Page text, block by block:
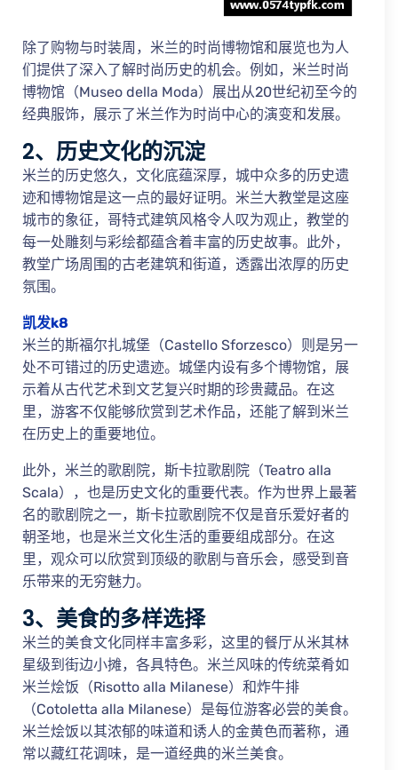
除了购物与时装周，米兰的时尚博物馆和展览也为人
们提供了深入了解时尚历史的机会。例如，米兰时尚
博物馆（Museo della Moda）展出从20世纪初至今的
经典服饰，展示了米兰作为时尚中心的演变和发展。
2、历史文化的沉淀
米兰的历史悠久，文化底蕴深厚，城中众多的历史遗
迹和博物馆是这一点的最好证明。米兰大教堂是这座
城市的象征，哥特式建筑风格令人叹为观止，教堂的
每一处雕刻与彩绘都蕴含着丰富的历史故事。此外，
教堂广场周围的古老建筑和街道，透露出浓厚的历史
氛围。
凯发k8
米兰的斯福尔扎城堡（Castello Sforzesco）则是另一
处不可错过的历史遗迹。城堡内设有多个博物馆，展
示着从古代艺术到文艺复兴时期的珍贵藏品。在这
里，游客不仅能够欣赏到艺术作品，还能了解到米兰
在历史上的重要地位。
此外，米兰的歌剧院，斯卡拉歌剧院（Teatro alla
Scala），也是历史文化的重要代表。作为世界上最著
名的歌剧院之一，斯卡拉歌剧院不仅是音乐爱好者的
朝圣地，也是米兰文化生活的重要组成部分。在这
里，观众可以欣赏到顶级的歌剧与音乐会，感受到音
乐带来的无穷魅力。
3、美食的多样选择
米兰的美食文化同样丰富多彩，这里的餐厅从米其林
星级到街边小摊，各具特色。米兰风味的传统菜肴如
米兰烩饭（Risotto alla Milanese）和炸牛排
（Cotoletta alla Milanese）是每位游客必尝的美食。
米兰烩饭以其浓郁的味道和诱人的金黄色而著称，通
常以藏红花调味，是一道经典的米兰美食。